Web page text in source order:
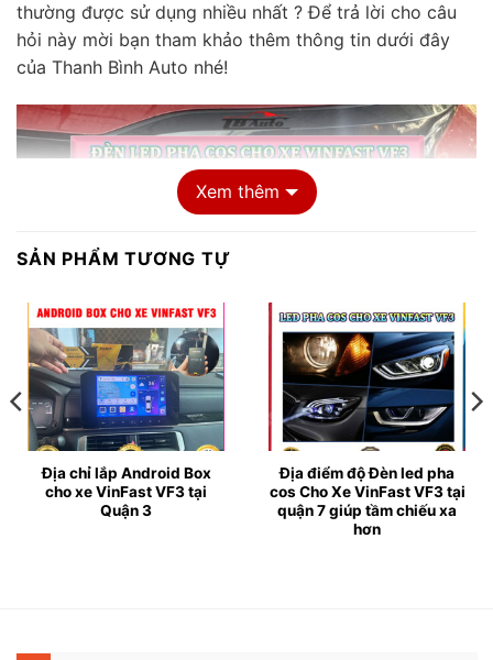
thường được sử dụng nhiều nhất ? Để trả lời cho câu
hỏi này mời bạn tham khảo thêm thông tin dưới đây
của Thanh Bình Auto nhé!
Địa chỉ lắp đèn led pha cos cho xe
phía trước mà còn giúp tài xế quan sát tình trạng giao
Xem thêm
SẢN PHẨM TƯƠNG TỰ
Địa chỉ lắp Android Box
cho xe VinFast VF3 tại
Quận 3
Địa điểm độ Đèn led pha
cos Cho Xe VinFast VF3 tại
quận 7 giúp tầm chiếu xa
hơn